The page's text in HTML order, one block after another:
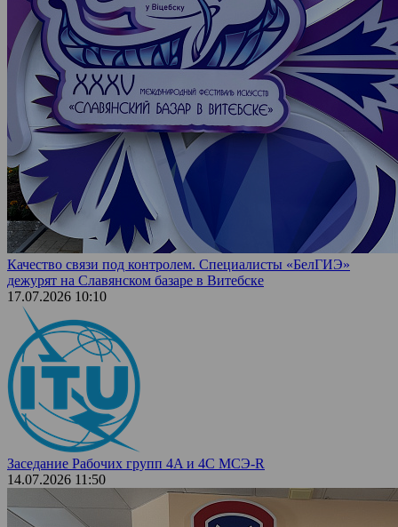
Качество связи под контролем. Специалисты «БелГИЭ»
дежурят на Славянском базаре в Витебске
17.07.2026 10:10
Заседание Рабочих групп 4A и 4С МСЭ-R
14.07.2026 11:50